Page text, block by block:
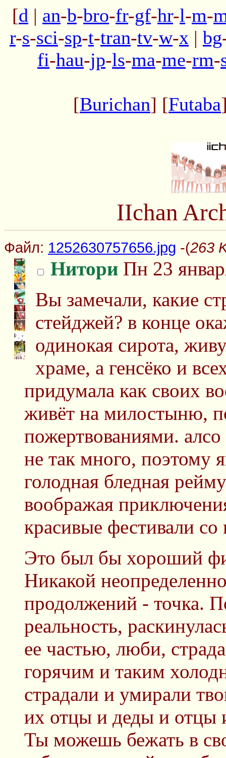
[d | an-b-bro-fr-gf-hr-l-m-
r-s-sci-sp-t-tran-tv-w-x | bg
fi-hau-jp-ls-ma-me-rm-
[Burichan] [Futaba
IIchan
Файл: 1252630757656.jpg -(263
Нитори Пн 23
Вы замечали, какие
стейджей? в конце
одинокая сирота,
храме, а генсёко и
придумала как своих
живёт на милостыню,
пожертвованиями.
не так много, поэтому
голодная бледная
воображая
красивые фестивали
Это был бы хороший
Никакой
продолжений - точка.
реальность,
ее частью, люби,
горячим и таким
страдали и умирали
их отцы и деды и отцы
Ты можешь бежать в